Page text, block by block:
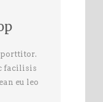
facilisis
eu leo